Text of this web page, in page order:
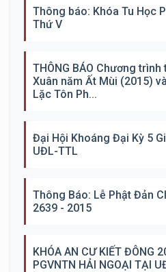
Thông báo: Khóa Tu Học
Thứ V
THÔNG BÁO Chương
Xuân năm Ất Mùi (2015)
Lặc Tôn Ph...
Đại Hội Khoáng Đại Kỳ 5
UĐL-TTL
Thông Báo: Lễ Phật Đản
2639 - 2015
KHÓA AN CƯ KIẾT ĐÔNG
PGVNTN HẢI NGOẠI TẠI